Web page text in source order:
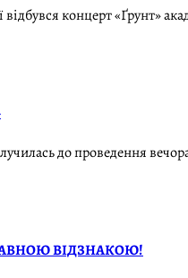
відбувся концерт «Ґрунт»
до проведення
ВІДЗНАКОЮ!